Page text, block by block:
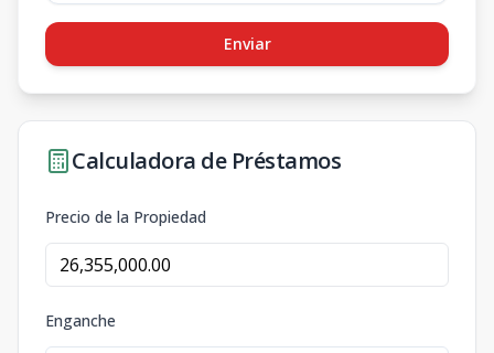
Enviar
Calculadora de Préstamos
Precio de la Propiedad
Enganche